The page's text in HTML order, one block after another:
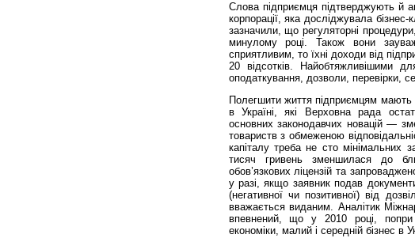
Слова підприємця під­тверджують й
корпорації, яка досліджувала бізнес-
зазначили, що регуляторні
минулому році. Також вони
сприятливим, то їхні доходи від
20 відсотків. Найобтяжливішими
оподаткування, дозволи, перевірки,
Полегшити життя підприємцям мають
в Україні, які Верховна рада
основних законодавчих новацій —
товариств з обмеженою
капіталу треба не сто
тисяч гривень зменшилася до
обов’язкових ліцензій та
у разі, якщо заявник подав
(негативної чи позитивної) від
вважається виданим. Аналітик
впевнений, що у 2010 році, попри
економіки, малий і середній бізнес в